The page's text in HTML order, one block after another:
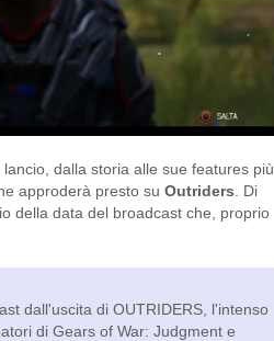
dalla storia alle sue features più
approderà presto su Outriders . Di
della data del broadcast che, proprio
dall'uscita di OUTRIDERS, l'intenso
di Gears of War: Judgment e